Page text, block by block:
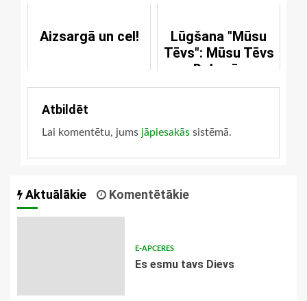
Aizsargā un cel!
Lūgšana "Mūsu
Tēvs": Mūsu Tēvs
Debesīs
Atbildēt
Lai komentētu, jums jāpiesakās sistēmā.
Aktuālākie Komentētākie
E-APCERES
Es esmu tavs Dievs